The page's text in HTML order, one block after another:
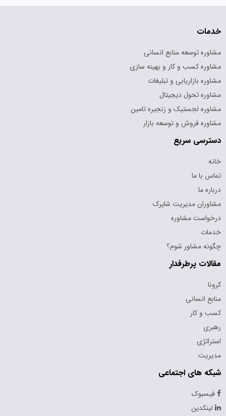
خدمات
مشاوره توسعه منابع انسانی
مشاوره کسب و کار و بهینه سازی
مشاوره بازاریابی و تبلیغات
مشاوره تحول دیجیتال
مشاوره لجستیک و زنجیره تامین
مشاوره فروش و توسعه بازار
دسترسی سریع
خانه
تماس با ما
درباره ما
مشاوران مدیریت شاپرک
درخواست مشاوره
خدمات
چگونه مشاور شوم؟
مقالات پرطرفدار
کرونا
منابع انسانی
کسب و کار
رهبری
استراتژی
مدیریت
شبکه های اجتماعی
فیسبوک
لینکدین